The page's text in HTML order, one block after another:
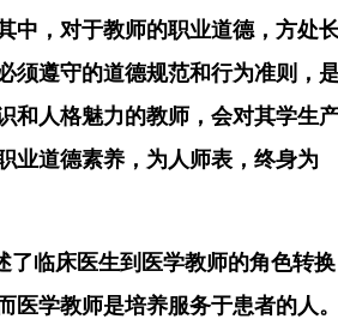
中，对于教师的职业道德，方处
须遵守的道德规范和行为准则，
和人格魅力的教师，会对其学生
业道德素养，为人师表，终身为
了临床医生到医学教师的角色转换
医学教师是培养服务于患者的人。